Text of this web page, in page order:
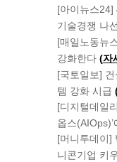
[아이뉴스24]
기술경쟁 나
[매일노동뉴
강화한다 (자
[국토일보]
템 강화 시급
[디지털데일
옵스
[머니투데이]
니콘기업 키